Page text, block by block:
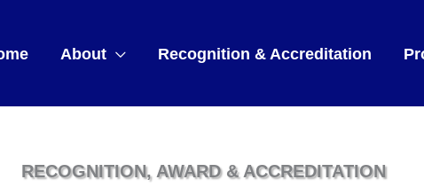
About Recognition & Accreditation
RECOGNITION, AWARD & ACCREDITATION